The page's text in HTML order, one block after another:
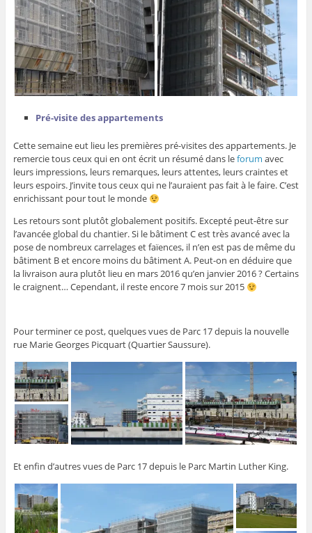
Pré-visite des appartements
Cette semaine eut lieu les premières pré-visites des appartements. Je
remercie tous ceux qui en ont écrit un résumé dans leforum avec
leurs impressions, leurs remarques, leurs attentes, leurs craintes et
leurs espoirs. J’invite tous ceux qui ne l’auraient pas fait à le faire. C’est
enrichissant pour tout le monde
Les retours sont plutôt globalement positifs. Excepté peut-être sur
l’avancée global du chantier. Si le bâtiment C est très avancé avec la
pose de nombreux carrelages et faïences, il n’en est pas de même du
bâtiment B et encore moins du bâtiment A. Peut-on en déduire que
la livraison aura plutôt lieu en mars 2016 qu’en janvier 2016 ? Certains
le craignent… Cependant, il reste encore 7 mois sur 2015
Pour terminer ce post, quelques vues de Parc 17 depuis la nouvelle
rue Marie Georges Picquart (Quartier Saussure).
Et enfin d’autres vues de Parc 17 depuis le Parc Martin Luther King.